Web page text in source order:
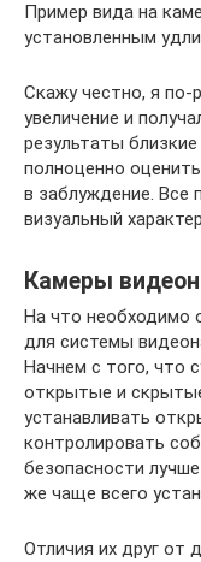
Пример вида на
установленным
Скажу честно, я по-
увеличение и
результаты
полноценно
в заблуждение. Все
визуальный
Камеры
На что необходимо
для системы
Начнем с того, что
открытые и
устанавливать
контролировать
безопасности
же чаще всего
Отличия их друг от